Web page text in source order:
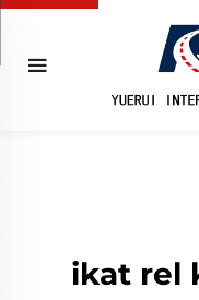
ikat rel